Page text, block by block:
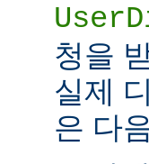
청을
실제
은 다